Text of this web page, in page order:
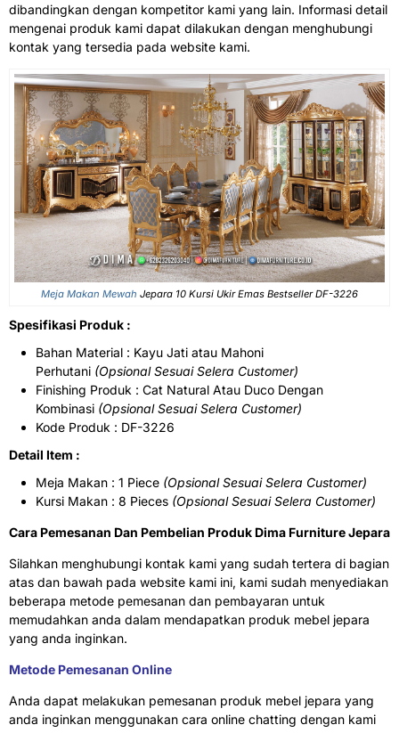
dibandingkan dengan kompetitor kami yang lain. Informasi detail
mengenai produk kami dapat dilakukan dengan menghubungi
kontak yang tersedia pada website kami.
Meja Makan Mewah Jepara 10 Kursi Ukir Emas Bestseller DF-3226
Spesifikasi Produk :
Bahan Material : Kayu Jati atau Mahoni
Perhutani (Opsional Sesuai Selera Customer)
Finishing Produk : Cat Natural Atau Duco Dengan
Kombinasi (Opsional Sesuai Selera Customer)
Kode Produk : DF-3226
Detail Item :
Meja Makan : 1 Piece (Opsional Sesuai Selera Customer)
Kursi Makan : 8 Pieces (Opsional Sesuai Selera Customer)
Cara Pemesanan Dan Pembelian Produk Dima Furniture Jepara
Silahkan menghubungi kontak kami yang sudah tertera di bagian
atas dan bawah pada website kami ini, kami sudah menyediakan
beberapa metode pemesanan dan pembayaran untuk
memudahkan anda dalam mendapatkan produk mebel jepara
yang anda inginkan.
Metode Pemesanan Online
Anda dapat melakukan pemesanan produk mebel jepara yang
anda inginkan menggunakan cara online chatting dengan kami